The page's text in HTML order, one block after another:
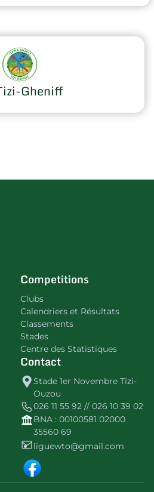
Gheniff
Competitions
Clubs
Calendriers et Résultats
Classements
Stades
Centre des Statistiques
Contact
Stade 1er Novembre Tizi-
Ouzou
026 11 55 92 // 026 10 39 02
BNA : 00100581 02000
35560 69
liguewto@gmail.com